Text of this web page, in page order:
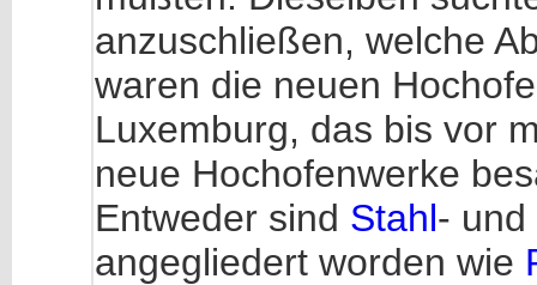
anzuschließen, welche
waren die neuen
Luxemburg, das bis vor
neue Hochofenwerke
Entweder sind Stahl- und
angegliedert worden wie